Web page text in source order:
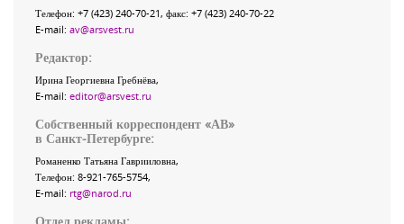
Телефон: +7 (423) 240-70-21, факс: +7 (423) 240-70-22
E-mail: av@arsvest.ru
Редактор:
Ирина Георгиевна Гребнёва,
E-mail: editor@arsvest.ru
Собственный корреспондент «АВ»
в Санкт-Петербурге:
Романенко Татьяна Гаврииловна,
Телефон: 8-921-765-5754,
E-mail: rtg@narod.ru